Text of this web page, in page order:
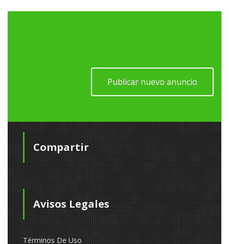
Publicar nuevo anuncio
Compartir
Avisos Legales
Términos De Uso